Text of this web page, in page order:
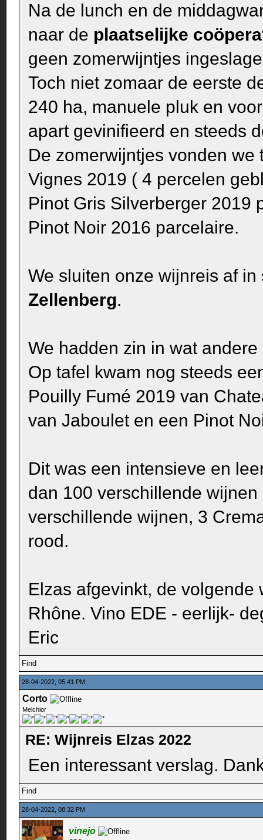
Na de lunch en de
naar de plaatselijke
geen zomerwijntjes
Toch niet zomaar de eerste
240 ha, manuele pluk en
apart gevinifieerd en steeds
De zomerwijntjes vonden
Vignes 2019 ( 4 percelen
Pinot Gris Silverberger 2019
Pinot Noir 2016 parcelaire.
We sluiten onze wijnreis af
Zellenberg.
We hadden zin in wat
Op tafel kwam nog steeds
Pouilly Fumé 2019 van
van Jaboulet en een Pinot
Dit was een intensieve en
dan 100 verschillende
verschillende wijnen, 3
rood.
Elzas afgevinkt, de
Rhône. Vino EDE - eerlijk-
Eric
Find
28-04-2022, 05:41 PM
Corto
Melchior
RE: Wijnreis Elzas 2022
Een interessant verslag.
Find
28-04-2022, 08:32 PM
vinejo